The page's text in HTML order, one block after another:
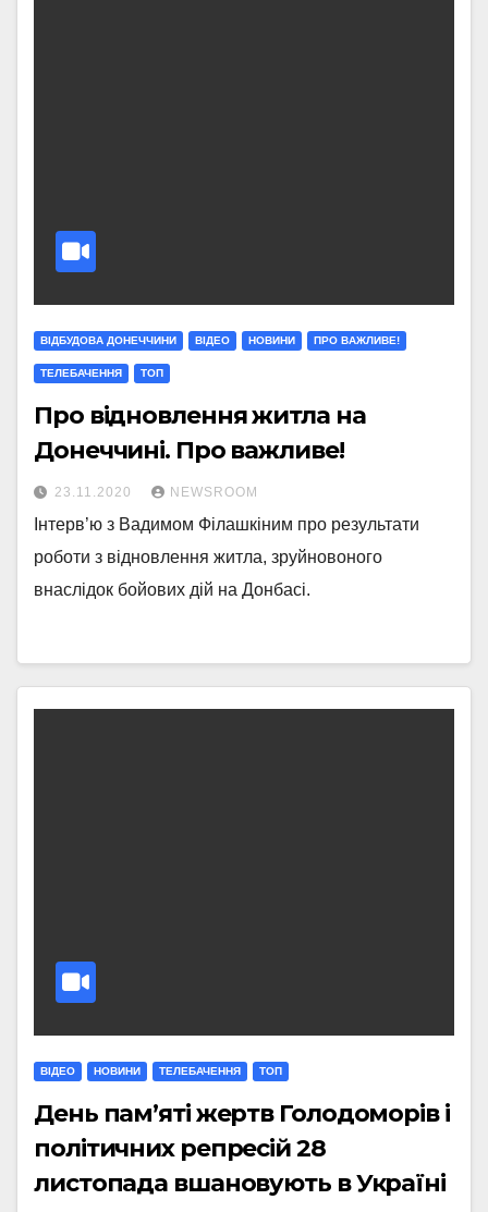
ВІДБУДОВА ДОНЕЧЧИНИ ВІДЕО НОВИНИ ПРО ВАЖЛИВЕ!
ТЕЛЕБАЧЕННЯ ТОП
Про відновлення житла на
Донеччині. Про важливе!
23.11.2020 NEWSROOM
Інтерв’ю з Вадимом Філашкіним про результати
роботи з відновлення житла, зруйновоного
внаслідок бойових дій на Донбасі.
ВІДЕО НОВИНИ ТЕЛЕБАЧЕННЯ ТОП
День пам’яті жертв Голодоморів і
політичних репресій 28
листопада вшановують в Україні